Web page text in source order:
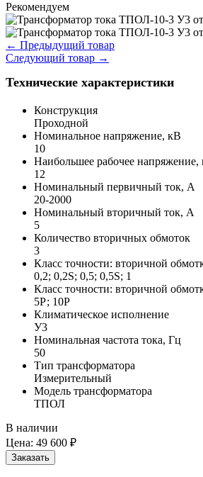
Рекомендуем
← Предыдущий товар
Следующий товар →
Технические характеристики
Конструкция
Проходной
Номинальное напряжение, кВ
10
Наибольшее рабочее напряжение,
12
Номинальный первичный ток, А
20-2000
Номинальный вторичный ток, А
5
Количество вторичных обмоток
3
Класс точности: вторичной
0,2; 0,2S; 0,5; 0,5S; 1
Класс точности: вторичной
5Р; 10Р
Климатическое исполнение
У3
Номинальная частота тока, Гц
50
Тип трансформатора
Измерительный
Модель трансформатора
ТПОЛ
В наличии
Цена: 49 600 ₽